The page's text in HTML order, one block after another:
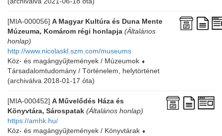
[MIA-000056] A Magyar Kultúra és Duna Mente
Múzeuma, Komárom régi honlapja (Általános
honlap)
http://www.nicolaskl.szm.com/museums
Köz- és magángyűjtemények / Múzeumok ⬧
Társadalomtudomány / Történelem, helytörténet
(archiválva 2018-01-17 óta)
[MIA-000452] A Művelődés Háza és
Könyvtára, Sárospatak (Általános honlap)
https://amhk.hu/
Köz- és magángyűjtemények / Könyvtárak ⬧